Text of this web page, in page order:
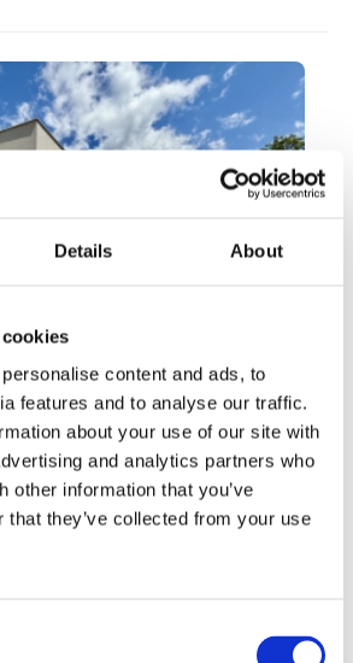
Details About
content and ads, to
features and to analyse our traffic.
about your use of our site with
and analytics partners who
other information that you’ve
that they’ve collected from your use
181 m² - Unhošť
video